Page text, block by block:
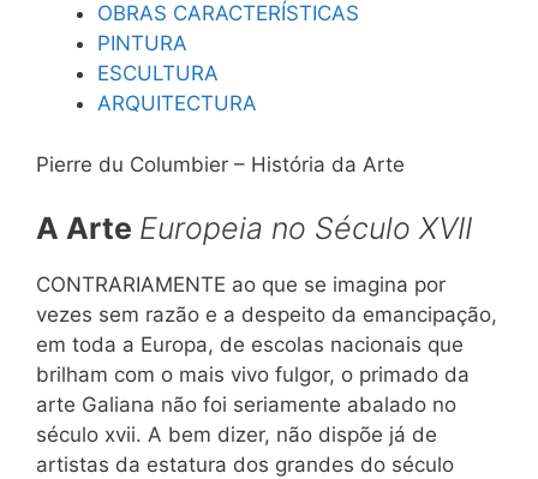
OBRAS CARACTERÍSTICAS
PINTURA
ESCULTURA
ARQUITECTURA
Pierre du Columbier – História da Arte
A Arte Europeia no Século XVII
CONTRARIAMENTE ao que se imagina por
vezes sem razão e a despeito da emancipação,
em toda a Europa, de escolas nacionais que
brilham com o mais vivo fulgor, o primado da
arte Galiana não foi seriamente abalado no
século xvii. A bem dizer, não dispõe já de
artistas da estatura dos grandes do século